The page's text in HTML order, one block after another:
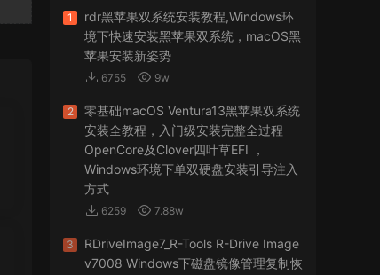
来源： PDFify for Mac v5.0 专业的PDF处理软件
imacos.top • 2026-07-19
来源： Adobe Photoshop 2026 for Mac v27.8.0
专业的图片处理软件
1
rdr黑苹果双系统安装教程,Windows环
境下快速安装黑苹果双系统，macOS黑
苹果安装新姿势
6755 9w
2
零基础macOS Ventura13黑苹果双系统
安装全教程，入门级安装完整全过程
OpenCore及Clover四叶草EFI ，
Windows环境下单双硬盘安装引导注入
方式
6259 7.88w
3
RDriveImage7_R-Tools R-Drive Image
v7008 Windows下磁盘镜像管理复制恢